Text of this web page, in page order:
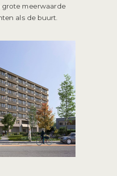
meerwaarde
als de buurt.